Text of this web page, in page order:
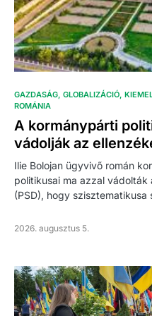
GAZDASÁG GLOBALIZÁCIÓ
ROMÁNIA
A kormánypárti
vádolják az
Ilie Bolojan ügyvivő román
politikusai ma azzal
(PSD), hogy
2026. augusztus 5.